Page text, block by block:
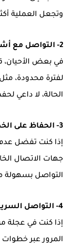
وتجعل العملية
2- التواصل مع أشخاص مؤقتين
في بعض
لفترة محدودة،
الحالة، لا داعي
3- الحفاظ على الخصوصية
إذا كنت تفضل
جهات الاتصال
التواصل
4- التواصل السريع
إذا كنت في عجلة
المرور عبر